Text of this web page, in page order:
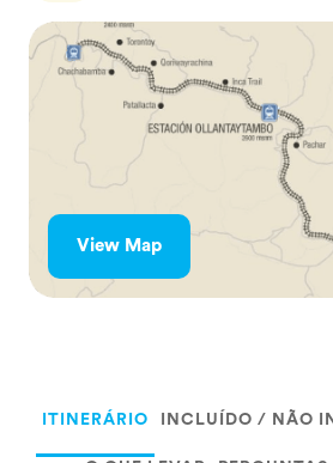
View Map
ITINERÁRIO INCLUÍDO / NÃO